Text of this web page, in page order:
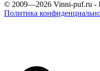
© 2009—2026 Vinni-puf.ru -
Политика